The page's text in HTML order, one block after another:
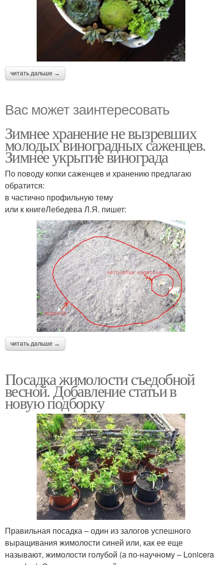
читать дальше →
Вас может заинтересовать
Зимнее хранение не вызревших
молодых виноградных саженцев.
Зимнее укрытие винограда
По поводу копки саженцев и хранению предлагаю
обратится:
в частично профильную тему
или к книгеЛебедева Л.Я. пишет:
читать дальше →
Посадка жимолости съедобной
весной. Добавление статьи в
новую подборку
Правильная посадка – один из залогов успешного
выращивания жимолости синей или, как ее еще
называют, жимолости голубой (а по-научному – Lonicera